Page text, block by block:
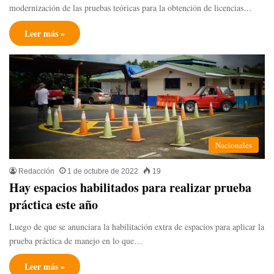
modernización de las pruebas teóricas para la obtención de licencias…
Leer más »
Nacionales
Redacción 1 de octubre de 2022 19
Hay espacios habilitados para realizar prueba
práctica este año
Luego de que se anunciara la habilitación extra de espacios para aplicar la
prueba práctica de manejo en lo que…
Leer más »